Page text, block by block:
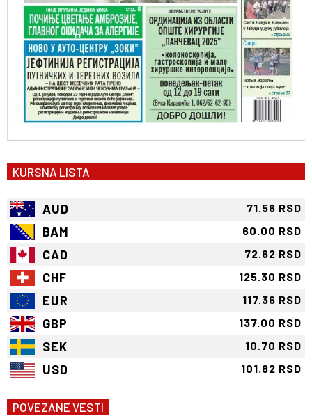
KURSNA LISTA
AUD 71.56 RSD
BAM 60.00 RSD
CAD 72.62 RSD
CHF 125.30 RSD
EUR 117.36 RSD
GBP 137.00 RSD
SEK 10.70 RSD
USD 101.82 RSD
POVEZANE VESTI